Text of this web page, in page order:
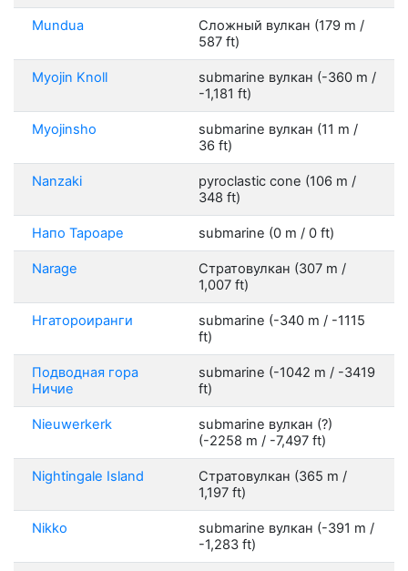
Mundua
Сложный вулкан (179 m /
587 ft)
Myojin Knoll
submarine вулкан (-360 m /
-1,181 ft)
Myojinsho
submarine вулкан (11 m /
36 ft)
Nanzaki
pyroclastic cone (106 m /
348 ft)
Напо Тароаре submarine (0 m / 0 ft)
Narage
Стратовулкан (307 m /
1,007 ft)
Нгатороиранги
submarine (-340 m / -1115
ft)
Подводная гора
Ничие
submarine (-1042 m / -3419
ft)
Nieuwerkerk
submarine вулкан (?)
(-2258 m / -7,497 ft)
Nightingale Island
Стратовулкан (365 m /
1,197 ft)
Nikko
submarine вулкан (-391 m /
-1,283 ft)